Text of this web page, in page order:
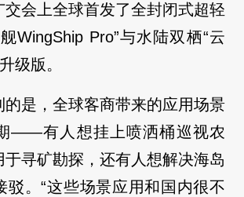
交会上全球首发了全封闭式超轻
WingShip Pro”与水陆双栖“云
级版。
的是，全球客商带来的应用场景
——有人想挂上喷洒桶巡视农
于寻矿勘探，还有人想解决海岛
驳。“这些场景应用和国内很不